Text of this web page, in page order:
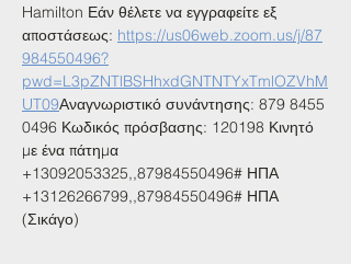
Hamilton Εάν θέλετε να εγγραφείτε εξ
αποστάσεως: https://us06web.zoom.us/j/87
984550496?
pwd=L3pZNTlBSHhxdGNTNTYxTmlOZVhM
UT09Αναγνωριστικό συνάντησης: 879 8455
0496 Κωδικός πρόσβασης: 120198 Κινητό
με ένα πάτημα
+13092053325,,87984550496# ΗΠΑ
+13126266799,,87984550496# ΗΠΑ
(Σικάγο)